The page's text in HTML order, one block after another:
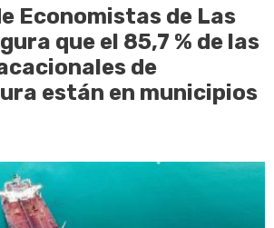
Economistas de Las
que el 85,7 % de las
de
están en municipios